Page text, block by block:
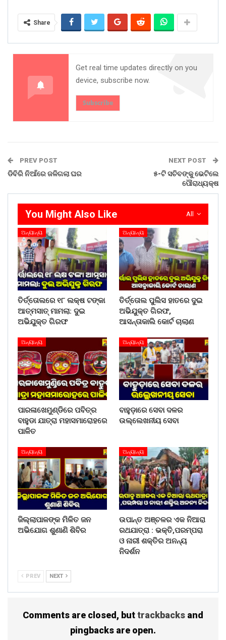
ରେଲି, ଭଗବାନ ଖୁଣ୍ଟିଆ ପ୍ରମୁଖ ଉପସ୍ଥିତ ଥିଲେ ।
Share
Get real time updates directly on you
device, subscribe now.
Subscribe
PREV POST
ଡିବିରି ନିଆଁରେ ଜଳିଗଲା ଘର
NEXT POST
୫-ଟି ସଚିବଙ୍କୁ ଭେଟିଲେ
ପୌରାଧ୍ୟକ୍ଷ
All
You Might Also Like
ଅନ୍ୟାନ୍ୟ
ତିର୍ତ୍ତୋଲରେ ୧୮ ଲକ୍ଷ ଟଙ୍କା
ଆତ୍ମସାତ୍ ମାମଲା: ଦୁଇ
ଅଭିଯୁକ୍ତ ଗିରଫ
ଅନ୍ୟାନ୍ୟ
ତିର୍ତ୍ତୋଲ ପୁଲିସ ହାତରେ ଦୁଇ
ଅଭିଯୁକ୍ତ ଗିରଫ,
ଆସନ୍ତାକାଲି କୋର୍ଟ ଚାଲାଣ
ଅନ୍ୟାନ୍ୟ
ପାରଳାଖେମୁଣ୍ଡିରେ ପବିତ୍ର
ବାହୁଡା ଯାତ୍ରା ମହାସମାରୋହରେ
ପାଳିତ
ଅନ୍ୟାନ୍ୟ
ବାହୁଡ଼ାରେ ସେବା ଦଳର
ଉଲ୍ଲେଖନୀୟ ସେବା
ଅନ୍ୟାନ୍ୟ
ଜିଲ୍ଲାପାଳଙ୍କ ମିଳିତ ଜନ
ଅଭିଯୋଗ ଶୁଣାଣି ଶିବିର
ଅନ୍ୟାନ୍ୟ
ଉପାନ୍ତ ଅଞ୍ଚଳର ଏକ ନିଆରା
ରଥଯାତ୍ରା : ଭକ୍ତି,ପରମ୍ପରା
ଓ ନାରୀ ଶକ୍ତିର ଅନନ୍ୟ
ନିଦର୍ଶନ
PREV NEXT
Comments are closed, buttrackbacks and
pingbacks are open.